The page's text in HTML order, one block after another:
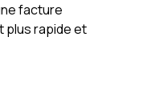
facture
plus rapide et